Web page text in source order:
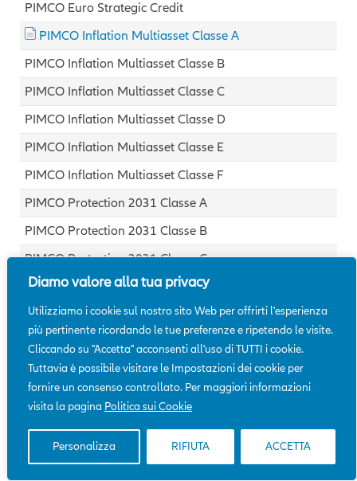
Diamo valore alla tua privacy
Utilizziamo i cookie sul nostro sito Web per offrirti l'esperienza
più pertinente ricordando le tue preferenze e ripetendo le visite.
Cliccando su "Accetta" acconsenti all'uso di TUTTI i cookie.
Tuttavia è possibile visitare le Impostazioni dei cookie per
fornire un consenso controllato. Per maggiori informazioni
visita la pagina Politica sui Cookie
Personalizza RIFIUTA ACCETTA